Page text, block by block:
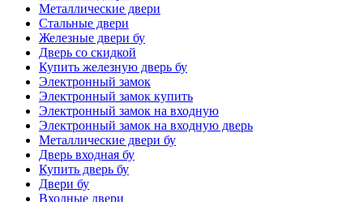
Металлические двери
Стальные двери
Железные двери бу
Дверь со скидкой
Купить железную дверь бу
Электронный замок
Электронный замок купить
Электронный замок на входную
Электронный замок на входную дверь
Металлические двери бу
Дверь входная бу
Купить дверь бу
Двери бу
Входные двери